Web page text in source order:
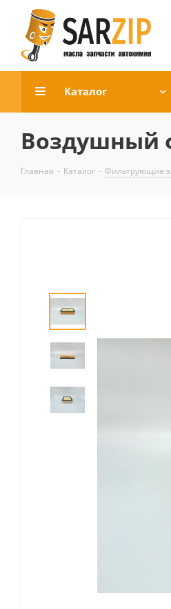
Каталог
Воздушный
Главная - Каталог - Фильтрующие